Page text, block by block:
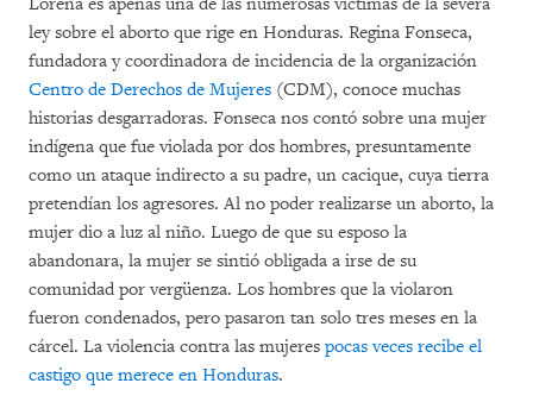
ley sobre el aborto que rige en Honduras. Regina Fonseca,
fundadora y coordinadora de incidencia de la organización
Centro de Derechos de Mujeres (CDM), conoce muchas
historias desgarradoras. Fonseca nos contó sobre una mujer
indígena que fue violada por dos hombres, presuntamente
como un ataque indirecto a su padre, un cacique, cuya tierra
pretendían los agresores. Al no poder realizarse un aborto, la
mujer dio a luz al niño. Luego de que su esposo la
abandonara, la mujer se sintió obligada a irse de su
comunidad por vergüenza. Los hombres que la violaron
fueron condenados, pero pasaron tan solo tres meses en la
cárcel. La violencia contra las mujeres pocas veces recibe el
castigo que merece en Honduras.